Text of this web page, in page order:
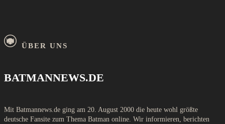
ÜBER UNS
BATMANNEWS.DE
Mit Batmannews.de ging am 20. August 2000 die heute wohl größte
deutsche Fansite zum Thema Batman online. Wir informieren, berichten